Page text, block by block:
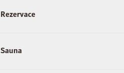
Rezervace
Sauna